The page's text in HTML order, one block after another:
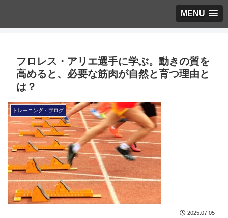
MENU
フロレス・アリエ選手に学ぶ。動きの質を
高めると、必要な筋肉が自然と育つ理由と
は？
トレーニング・ブログ
2025.07.05